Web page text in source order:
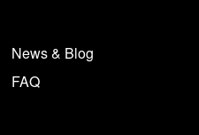
News & Blog
FAQ